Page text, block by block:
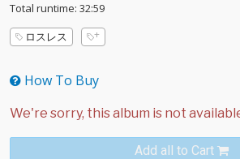
Total runtime: 32:59
ロスレス
How To Buy
Add all to Cart